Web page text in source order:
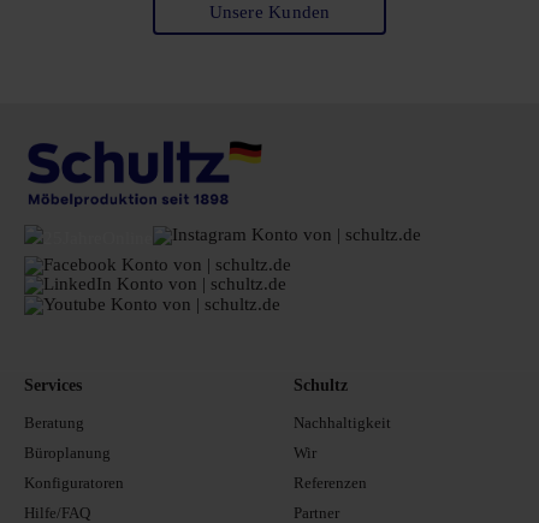
Unsere Kunden
Services
Beratung
Büroplanung
Konfiguratoren
Hilfe/FAQ
Schultz
Nachhaltigkeit
Wir
Referenzen
Partner